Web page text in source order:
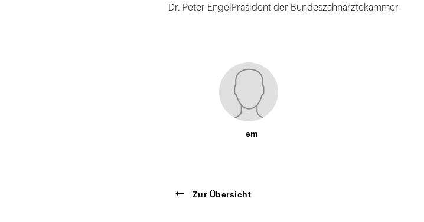
Dr. Peter EngelPräsident der Bundeszahnärztekammer
em
Zur Übersicht